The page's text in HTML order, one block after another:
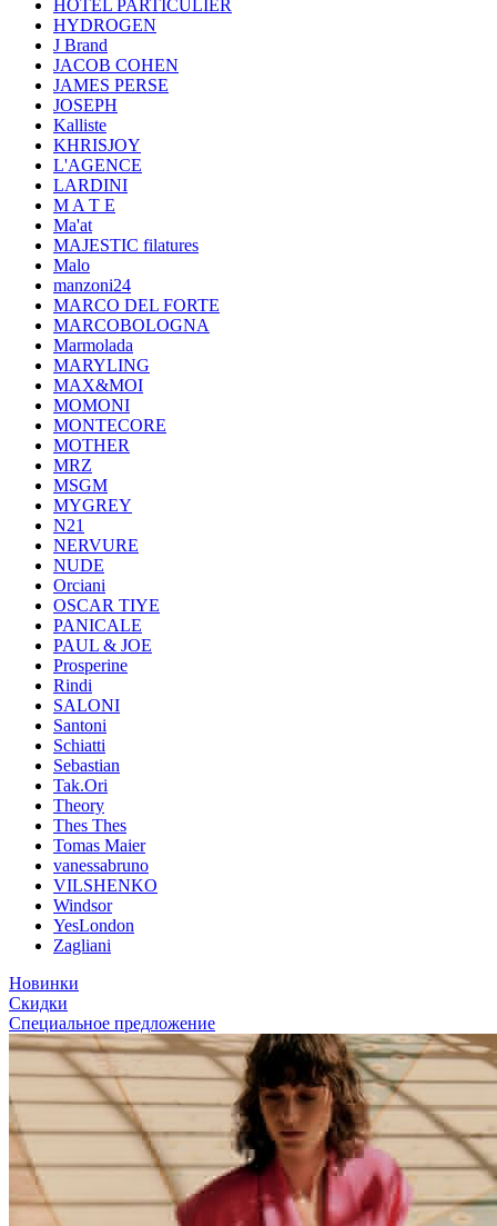
HOTEL PARTICULIER
HYDROGEN
J Brand
JACOB COHEN
JAMES PERSE
JOSEPH
Kalliste
KHRISJOY
L'AGENCE
LARDINI
M A T E
Ma'at
MAJESTIC filatures
Malo
manzoni24
MARCO DEL FORTE
MARCOBOLOGNA
Marmolada
MARYLING
MAX&MOI
MOMONI
MONTECORE
MOTHER
MRZ
MSGM
MYGREY
N21
NERVURE
NUDE
Orciani
OSCAR TIYE
PANICALE
PAUL & JOE
Prosperine
Rindi
SALONI
Santoni
Schiatti
Sebastian
Tak.Ori
Theory
Thes Thes
Tomas Maier
vanessabruno
VILSHENKO
Windsor
YesLondon
Zagliani
Новинки
Скидки
Специальное предложение